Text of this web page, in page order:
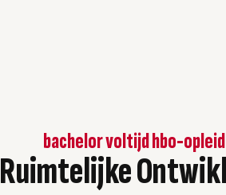
Ruimtelijke
bachelor voltijd hbo-